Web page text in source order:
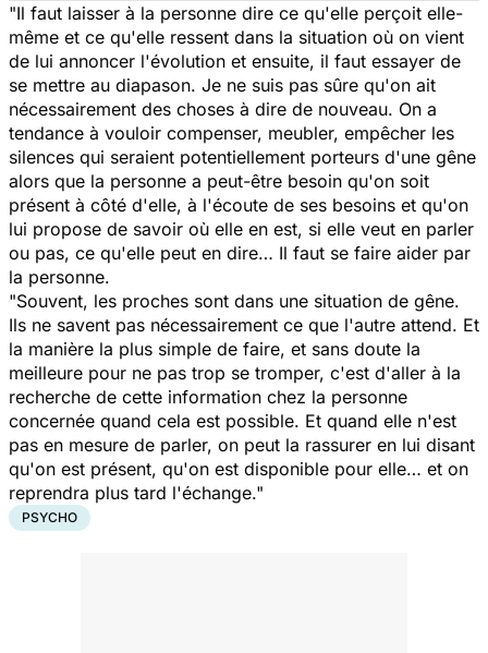
"Il faut laisser à la personne dire ce qu'elle perçoit elle-
même et ce qu'elle ressent dans la situation où on vient
de lui annoncer l'évolution et ensuite, il faut essayer de
se mettre au diapason. Je ne suis pas sûre qu'on ait
nécessairement des choses à dire de nouveau. On a
tendance à vouloir compenser, meubler, empêcher les
silences qui seraient potentiellement porteurs d'une gêne
alors que la personne a peut-être besoin qu'on soit
présent à côté d'elle, à l'écoute de ses besoins et qu'on
lui propose de savoir où elle en est, si elle veut en parler
ou pas, ce qu'elle peut en dire… Il faut se faire aider par
la personne.
"Souvent, les proches sont dans une situation de gêne.
Ils ne savent pas nécessairement ce que l'autre attend. Et
la manière la plus simple de faire, et sans doute la
meilleure pour ne pas trop se tromper, c'est d'aller à la
recherche de cette information chez la personne
concernée quand cela est possible. Et quand elle n'est
pas en mesure de parler, on peut la rassurer en lui disant
qu'on est présent, qu'on est disponible pour elle… et on
reprendra plus tard l'échange."
PSYCHO